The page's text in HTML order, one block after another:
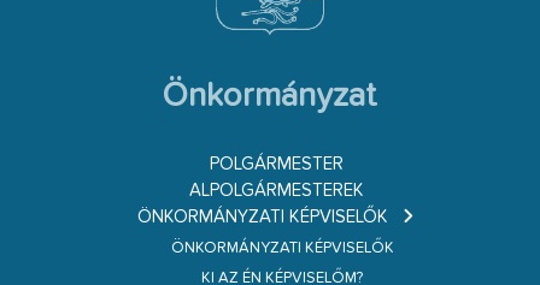
Önkormányzat
POLGÁRMESTER
ALPOLGÁRMESTEREK
ÖNKORMÁNYZATI KÉPVISELŐK
ÖNKORMÁNYZATI KÉPVISELŐK
KI AZ ÉN KÉPVISELŐM?